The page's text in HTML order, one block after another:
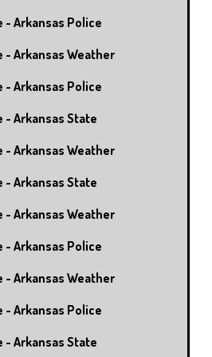
- Arkansas Police
- Arkansas Weather
- Arkansas Police
- Arkansas State
- Arkansas Weather
- Arkansas State
- Arkansas Weather
- Arkansas Police
- Arkansas Weather
- Arkansas Police
- Arkansas State